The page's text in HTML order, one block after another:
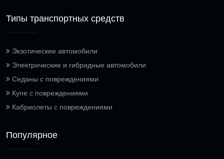
Типы транспортных средств
Экзотические автомобили
Электрические и гибридные автомобили
Седаны с повреждениями
Купе с повреждениями
Кабриолеты с повреждениями
Популярное